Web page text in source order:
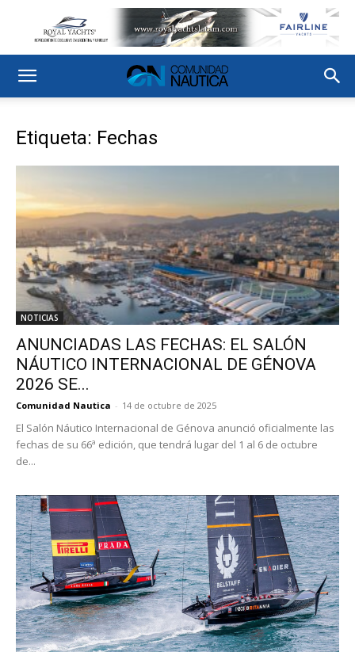
Etiqueta: Fechas
NOTICIAS
ANUNCIADAS LAS FECHAS: EL SALÓN
NÁUTICO INTERNACIONAL DE GÉNOVA
2026 SE...
Comunidad Nautica - 14 de octubre de 2025
El Salón Náutico Internacional de Génova anunció oficialmente las
fechas de su 66ª edición, que tendrá lugar del 1 al 6 de octubre
de...